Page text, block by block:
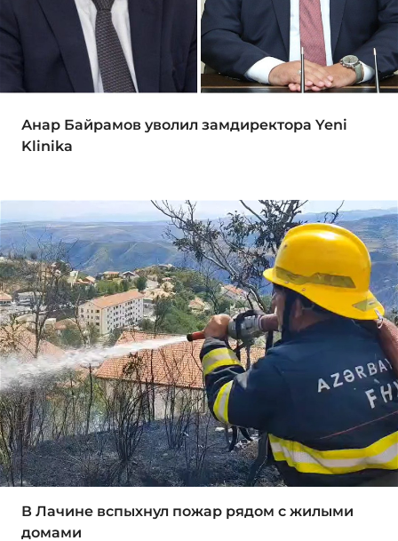
Анар Байрамов уволил замдиректора Yeni
Klinika
В Лачине вспыхнул пожар рядом с жилыми
домами